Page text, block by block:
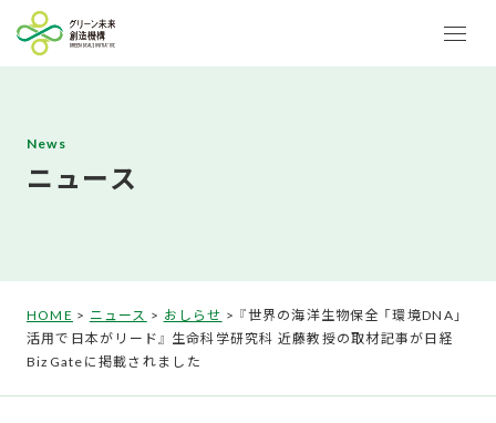
News
ニュース
HOME > ニュース > おしらせ > 『世界の海洋生物保全 「環境DNA」
活用で日本がリード』 生命科学研究科 近藤教授の取材記事が日経
BizGateに掲載されました